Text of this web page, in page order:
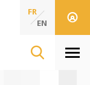
& de
FR
EN